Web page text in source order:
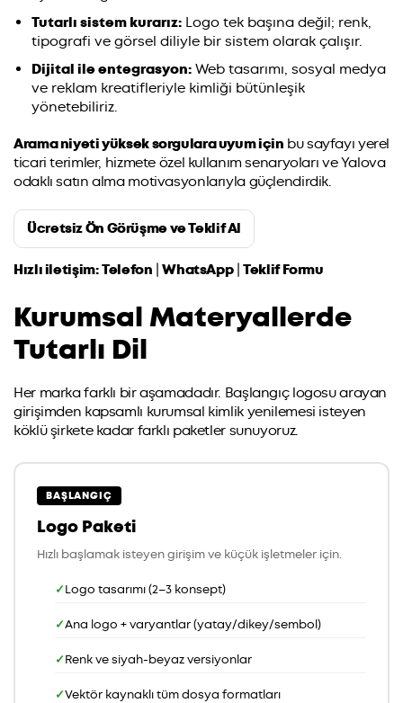
Tutarlı sistem kurarız: Logo tek başına değil; renk,
tipografi ve görsel diliyle bir sistem olarak çalışır.
Dijital ile entegrasyon: Web tasarımı, sosyal medya
ve reklam kreatifleriyle kimliği bütünleşik
yönetebiliriz.
Arama niyeti yüksek sorgulara uyum için bu sayfayı yerel
ticari terimler, hizmete özel kullanım senaryoları ve Yalova
odaklı satın alma motivasyonlarıyla güçlendirdik.
Ücretsiz Ön Görüşme ve Teklif Al
Hızlı iletişim:Telefon |WhatsApp|Teklif Formu
Kurumsal Materyallerde
Tutarlı Dil
Her marka farklı bir aşamadadır. Başlangıç logosu arayan
girişimden kapsamlı kurumsal kimlik yenilemesi isteyen
köklü şirkete kadar farklı paketler sunuyoruz.
BAŞLANGIÇ
Logo Paketi
Hızlı başlamak isteyen girişim ve küçük işletmeler için.
Logo tasarımı (2–3 konsept)
Ana logo + varyantlar (yatay/dikey/sembol)
Renk ve siyah-beyaz versiyonlar
Vektör kaynaklı tüm dosya formatları